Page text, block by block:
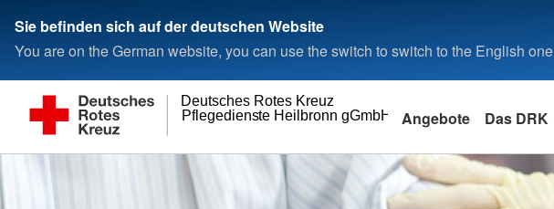
Sie befinden sich auf der deutschen Website
You are on the German website, you can use the switch to switch to the English one
Pflegedienste Heilbronn gGmbH
Deutsches Rotes Kreuz
Angebote
Wohnen und Betreuung
Das DRK
Wer wir sind Adressen